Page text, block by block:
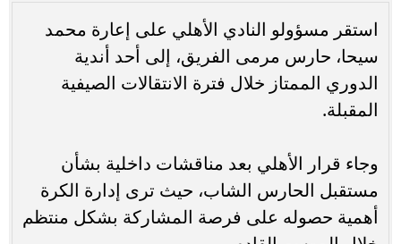
استقر مسؤولو النادي الأهلي على إعارة محمد
سيحا، حارس مرمى الفريق، إلى أحد أندية
الدوري الممتاز خلال فترة الانتقالات الصيفية
المقبلة.
وجاء قرار الأهلي بعد مناقشات داخلية بشأن
مستقبل الحارس الشاب، حيث ترى إدارة الكرة
أهمية حصوله على فرصة المشاركة بشكل منتظم